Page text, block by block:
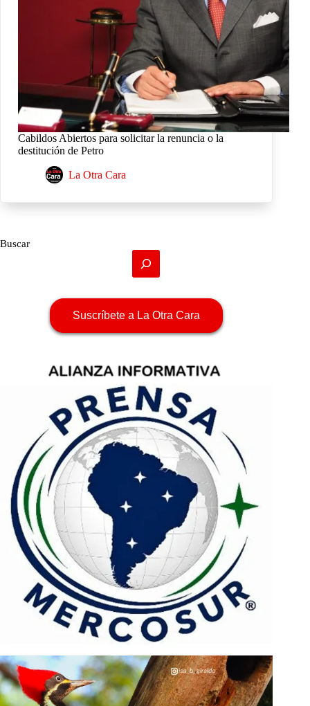
Cabildos Abiertos para solicitar la renuncia o la
destitución de Petro
La Otra Cara
Buscar
Suscríbete a La Otra Cara